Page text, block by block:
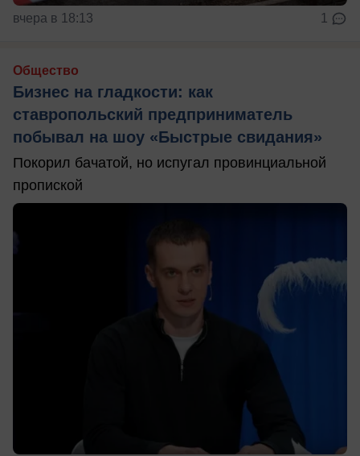
вчера в 18:13 1
Общество
Бизнес на гладкости: как
ставропольский предприниматель
побывал на шоу «Быстрые свидания»
Покорил бачатой, но испугал провинциальной
пропиской